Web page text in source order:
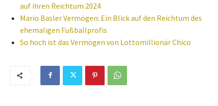
auf ihren Reichtum 2024
Mario Basler Vermögen: Ein Blick auf den Reichtum des
ehemaligen Fußballprofis
So hoch ist das Vermögen von Lottomillionär Chico